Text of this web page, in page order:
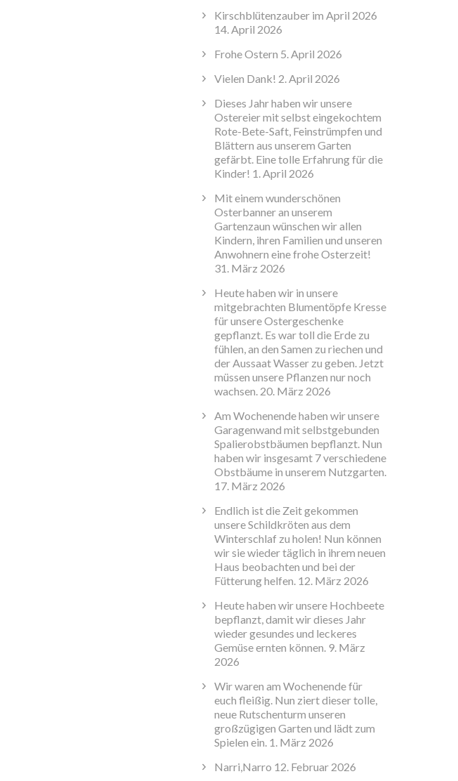
Kirschblütenzauber im April 2026
14. April 2026
Frohe Ostern 5. April 2026
Vielen Dank! 2. April 2026
Dieses Jahr haben wir unsere
Ostereier mit selbst eingekochtem
Rote-Bete-Saft, Feinstrümpfen und
Blättern aus unserem Garten
gefärbt. Eine tolle Erfahrung für die
Kinder! 1. April 2026
Mit einem wunderschönen
Osterbanner an unserem
Gartenzaun wünschen wir allen
Kindern, ihren Familien und unseren
Anwohnern eine frohe Osterzeit!
31. März 2026
Heute haben wir in unsere
mitgebrachten Blumentöpfe Kresse
für unsere Ostergeschenke
gepflanzt. Es war toll die Erde zu
fühlen, an den Samen zu riechen und
der Aussaat Wasser zu geben. Jetzt
müssen unsere Pflanzen nur noch
wachsen. 20. März 2026
Am Wochenende haben wir unsere
Garagenwand mit selbstgebunden
Spalierobstbäumen bepflanzt. Nun
haben wir insgesamt 7 verschiedene
Obstbäume in unserem Nutzgarten.
17. März 2026
Endlich ist die Zeit gekommen
unsere Schildkröten aus dem
Winterschlaf zu holen! Nun können
wir sie wieder täglich in ihrem neuen
Haus beobachten und bei der
Fütterung helfen. 12. März 2026
Heute haben wir unsere Hochbeete
bepflanzt, damit wir dieses Jahr
wieder gesundes und leckeres
Gemüse ernten können. 9. März
2026
Wir waren am Wochenende für
euch fleißig. Nun ziert dieser tolle,
neue Rutschenturm unseren
großzügigen Garten und lädt zum
Spielen ein. 1. März 2026
Narri,Narro 12. Februar 2026